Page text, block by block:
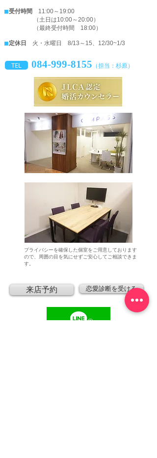
◼︎受付時間
11:00～19:00
（土日は10:00～20:00）
（最終受付時間 18:00）
◼︎定休日 火・水曜日 8/13～15、 12/30~1/3
TEL 084-999-8155 （担当：杉原）
​プライバシーを確保した個室をご用意しております
ので、周囲の目を気にせずご安心してご相談できま
す。
来店予約 恋愛診断を受ける